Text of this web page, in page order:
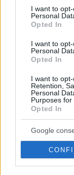
consent section.
I want to
Personal
Opted In
I want to
Personal
Opted In
I want to
Retention,
Personal
Purposes for
Opted In
Google
Ρεντγκρέιβ,